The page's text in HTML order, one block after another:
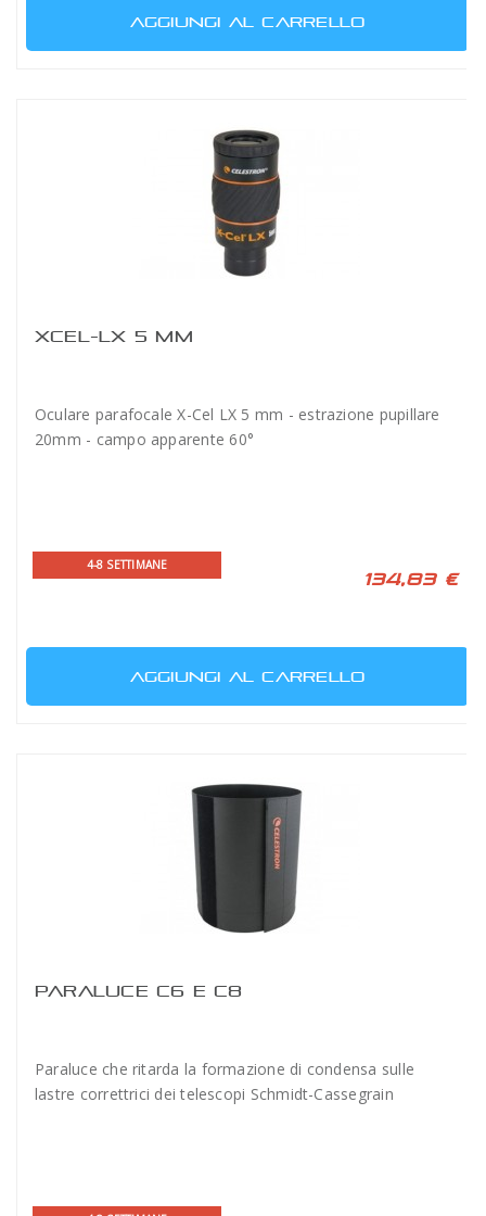
AGGIUNGI AL CARRELLO
XCEL-LX 5 MM
Oculare parafocale X-Cel LX 5 mm - estrazione pupillare
20mm - campo apparente 60°
4-8 SETTIMANE
134,83 €
AGGIUNGI AL CARRELLO
PARALUCE C6 E C8
Paraluce che ritarda la formazione di condensa sulle
lastre correttrici dei telescopi Schmidt-Cassegrain